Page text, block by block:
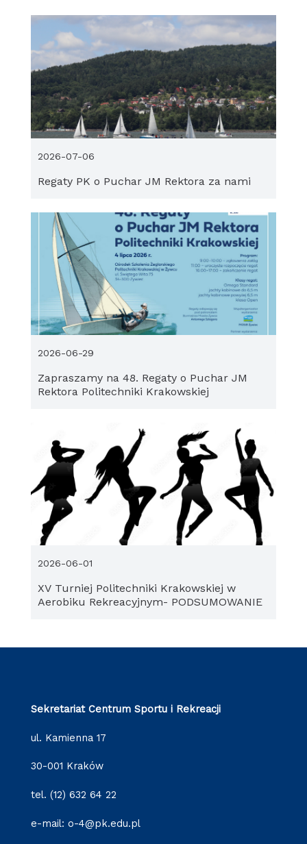
Regaty PK o Puchar JM Rektora za nami
2026-07-06
Zapraszamy na 48. Regaty o Puchar JM
Rektora Politechniki Krakowskiej
2026-06-29
XV Turniej Politechniki Krakowskiej w
Aerobiku Rekreacyjnym- PODSUMOWANIE
2026-06-01
Sekretariat Centrum Sportu i Rekreacji
ul. Kamienna 17
30-001 Kraków
tel. (12) 632 64 22
e-mail: o-4@pk.edu.pl